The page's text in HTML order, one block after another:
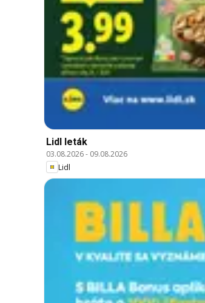
Lidl leták
03.08.2026- 09.08.2026
Lidl